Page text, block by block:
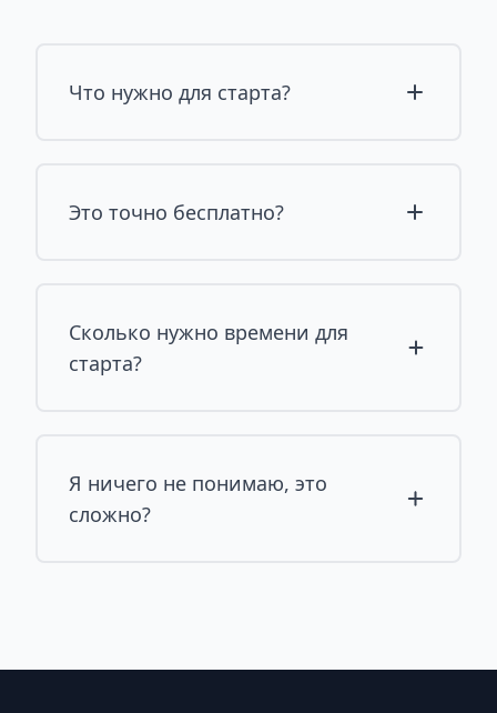
Что нужно для старта?
Это точно бесплатно?
Сколько нужно времени для
старта?
Я ничего не понимаю, это
сложно?